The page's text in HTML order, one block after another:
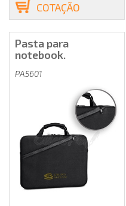
COTAÇÃO
Pasta para
notebook.
PA5601